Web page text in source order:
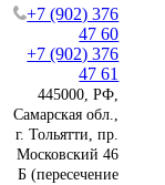
+7 (902) 376
47 60
+7 (902) 376
47 61
445000, РФ,
Самарская обл.,
г. Тольятти, пр.
Московский 46
Б (пересечение